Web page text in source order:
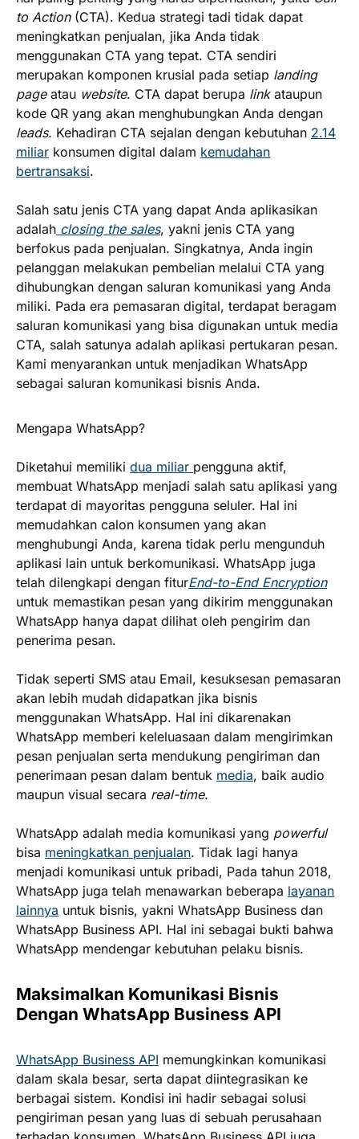
to Action(CTA). Kedua strategi tadi tidak dapat
meningkatkan penjualan, jika Anda tidak
menggunakan CTA yang tepat. CTA sendiri
merupakan komponen krusial pada setiap landing
pageatau website. CTA dapat berupa link ataupun
kode QR yang akan menghubungkan Anda dengan
leads. Kehadiran CTA sejalan dengan kebutuhan 2.14
miliar konsumen digital dalam kemudahan
bertransaksi.
Salah satu jenis CTA yang dapat Anda aplikasikan
adalah closing the sales, yakni jenis CTA yang
berfokus pada penjualan. Singkatnya, Anda ingin
pelanggan melakukan pembelian melalui CTA yang
dihubungkan dengan saluran komunikasi yang Anda
miliki. Pada era pemasaran digital, terdapat beragam
saluran komunikasi yang bisa digunakan untuk media
CTA, salah satunya adalah aplikasi pertukaran pesan.
Kami menyarankan untuk menjadikan WhatsApp
sebagai saluran komunikasi bisnis Anda.
Mengapa WhatsApp?
Diketahui memiliki dua miliar pengguna aktif,
membuat WhatsApp menjadi salah satu aplikasi yang
terdapat di mayoritas pengguna seluler. Hal ini
memudahkan calon konsumen yang akan
menghubungi Anda, karena tidak perlu mengunduh
aplikasi lain untuk berkomunikasi. WhatsApp juga
telah dilengkapi dengan fiturEnd-to-End Encryption
untuk memastikan pesan yang dikirim menggunakan
WhatsApp hanya dapat dilihat oleh pengirim dan
penerima pesan.
Tidak seperti SMS atau Email, kesuksesan pemasaran
akan lebih mudah didapatkan jika bisnis
menggunakan WhatsApp. Hal ini dikarenakan
WhatsApp memberi keleluasaan dalam mengirimkan
pesan penjualan serta mendukung pengiriman dan
penerimaan pesan dalam bentuk media, baik audio
maupun visual secara real-time.
WhatsApp adalah media komunikasi yang powerful
bisa meningkatkan penjualan. Tidak lagi hanya
menjadi komunikasi untuk pribadi, Pada tahun 2018,
WhatsApp juga telah menawarkan beberapa layanan
lainnya untuk bisnis, yakni WhatsApp Business dan
WhatsApp Business API. Hal ini sebagai bukti bahwa
WhatsApp mendengar kebutuhan pelaku bisnis.
Maksimalkan Komunikasi Bisnis
Dengan WhatsApp Business API
WhatsApp Business API memungkinkan komunikasi
dalam skala besar, serta dapat diintegrasikan ke
berbagai sistem. Kondisi ini hadir sebagai solusi
pengiriman pesan yang luas di sebuah perusahaan